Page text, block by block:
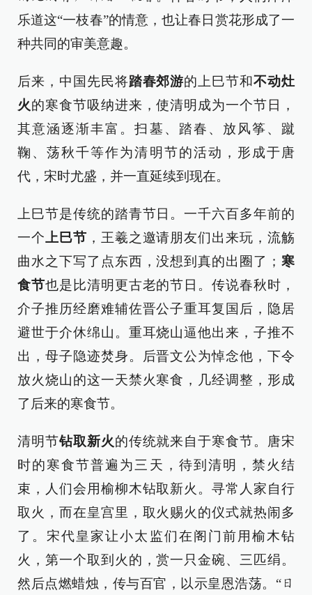
乐道这“一枝春”的情意，也让春日赏花形成了一
种共同的审美意趣。
后来，中国先民将踏春郊游的上巳节和不动灶
火的寒食节吸纳进来，使清明成为一个节日，
其意涵逐渐丰富。扫墓、踏春、放风筝、蹴
鞠、荡秋千等作为清明节的活动，形成于唐
代，宋时尤盛，并一直延续到现在。
上巳节是传统的踏青节日。一千六百多年前的
一个上巳节 ，王羲之邀请朋友们出来玩，流觞
曲水之下写了点东西，没想到真的出圈了； 寒
食节也是比清明更古老的节日。传说春秋时，
介子推历经磨难辅佐晋公子重耳复国后，隐居
避世于介休绵山。重耳烧山逼他出来，子推不
出，母子隐迹焚身。后晋文公为悼念他，下令
放火烧山的这一天禁火寒食，几经调整，形成
了后来的寒食节。
清明节钻取新火的传统就来自于寒食节。唐宋
时的寒食节普遍为三天，待到清明，禁火结
束，人们会用榆柳木钻取新火。寻常人家自行
取火，而在皇宫里，取火赐火的仪式就热闹多
了。宋代皇家让小太监们在阁门前用榆木钻
火，第一个取到火的，赏一只金碗、三匹绢。
然后点燃蜡烛，传与百官，以示皇恩浩荡。“日